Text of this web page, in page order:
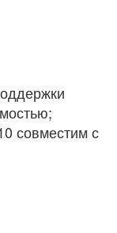
совместим с